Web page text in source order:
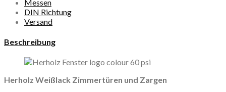
Messen
DIN Richtung
Versand
Beschreibung
Herholz Weißlack Zimmertüren und Zargen